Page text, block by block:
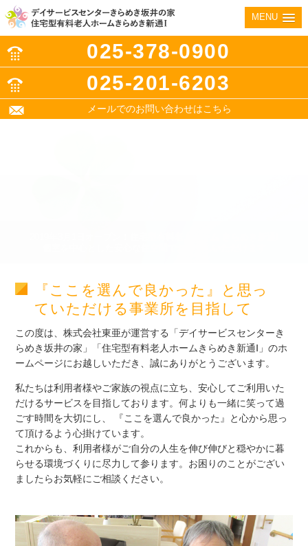
MENU
025-378-0900
025-201-6203
メールでのお問い合わせはこちら
『ここを選んで良かった』と思っ
ていただける事業所を目指して
この度は、株式会社東亜が運営する「デイサービスセンターき
らめき坂井の家」「住宅型有料老人ホームきらめき新通Ⅰ」のホ
ームページにお越しいただき、誠にありがとうございます。
私たちは利用者様やご家族の視点に立ち、安心してご利用いた
だけるサービスを目指しております。何よりも一緒に笑って過
ごす時間を大切にし、 『ここを選んで良かった』と心から思っ
て頂けるよう心掛けています。
これからも、利用者様がご自分の人生を伸び伸びと穏やかに暮
らせる環境づくりに尽力して参ります。お困りのことがござい
ましたらお気軽にご相談ください。